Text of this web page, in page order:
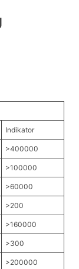
Indikator
>400000
>100000
>60000
>200
>160000
>300
>200000